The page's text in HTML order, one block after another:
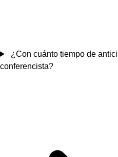
¿Con cuánto tiempo de
conferencista?